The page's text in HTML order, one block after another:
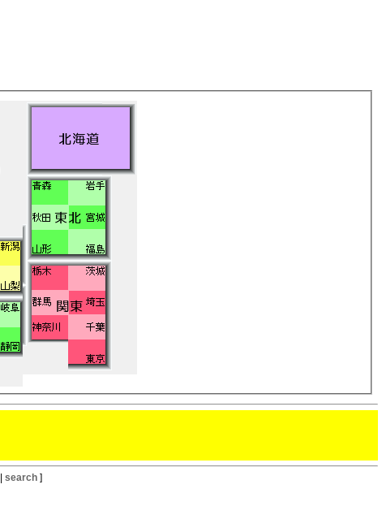
| search ]